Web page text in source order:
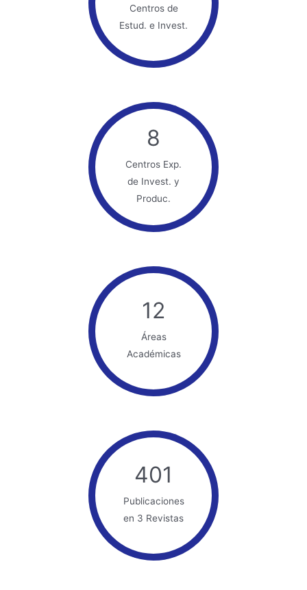
Centros de
Estud. e Invest.
8
Centros Exp.
de Invest. y
Produc.
12
Áreas
Académicas
401
Publicaciones
en 3 Revistas